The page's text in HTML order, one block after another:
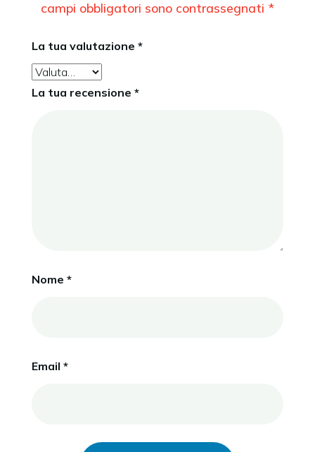
campi obbligatori sono contrassegnati *
La tua valutazione *
La tua recensione *
Nome *
Email *